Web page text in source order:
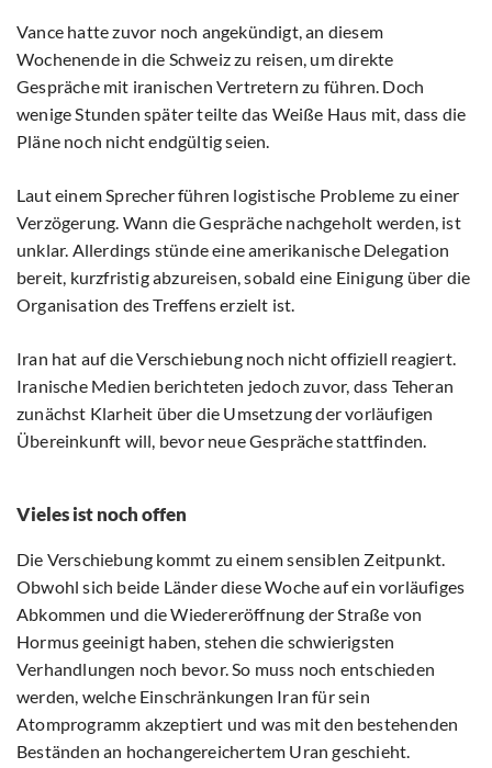
Vance hatte zuvor noch angekündigt, an diesem
Wochenende in die Schweiz zu reisen, um direkte
Gespräche mit iranischen Vertretern zu führen. Doch
wenige Stunden später teilte das Weiße Haus mit, dass die
Pläne noch nicht endgültig seien.
Laut einem Sprecher führen logistische Probleme zu einer
Verzögerung. Wann die Gespräche nachgeholt werden, ist
unklar. Allerdings stünde eine amerikanische Delegation
bereit, kurzfristig abzureisen, sobald eine Einigung über die
Organisation des Treffens erzielt ist.
Iran hat auf die Verschiebung noch nicht offiziell reagiert.
Iranische Medien berichteten jedoch zuvor, dass Teheran
zunächst Klarheit über die Umsetzung der vorläufigen
Übereinkunft will, bevor neue Gespräche stattfinden.
Vieles ist noch offen
Die Verschiebung kommt zu einem sensiblen Zeitpunkt.
Obwohl sich beide Länder diese Woche auf ein vorläufiges
Abkommen und die Wiedereröffnung der Straße von
Hormus geeinigt haben, stehen die schwierigsten
Verhandlungen noch bevor. So muss noch entschieden
werden, welche Einschränkungen Iran für sein
Atomprogramm akzeptiert und was mit den bestehenden
Beständen an hochangereichertem Uran geschieht.